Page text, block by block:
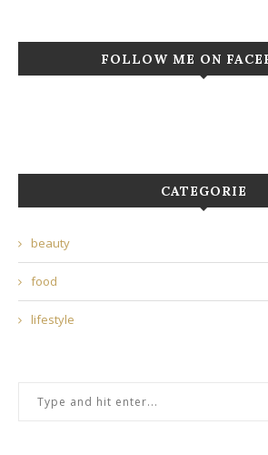
FOLLOW ME ON
CATEGORIE
beauty
food
lifestyle